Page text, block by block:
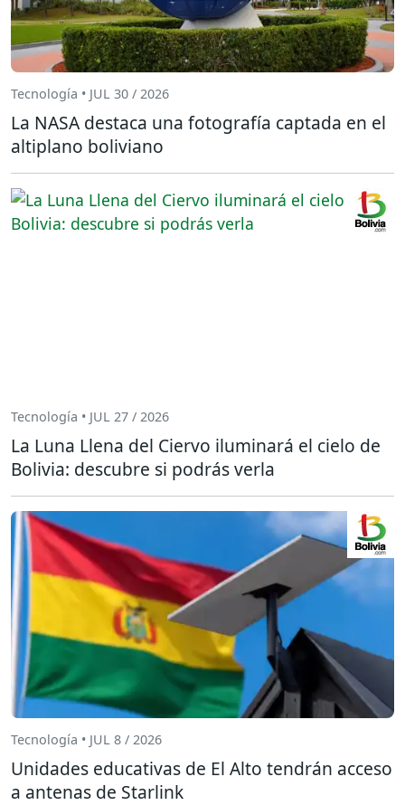
Tecnología • JUL 30 / 2026
La NASA destaca una fotografía captada en el
altiplano boliviano
Tecnología • JUL 27 / 2026
La Luna Llena del Ciervo iluminará el cielo de
Bolivia: descubre si podrás verla
Tecnología • JUL 8 / 2026
Unidades educativas de El Alto tendrán acceso
a antenas de Starlink